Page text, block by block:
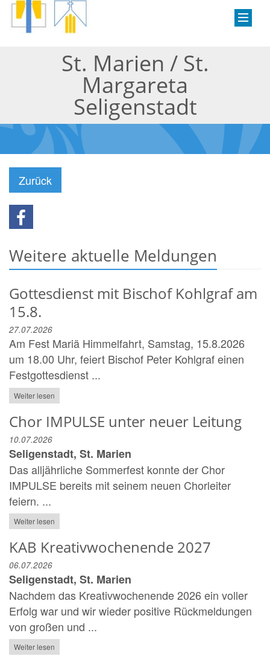
St. Marien / St.
Margareta
Seligenstadt
Zurück
Weitere aktuelle Meldungen
Gottesdienst mit Bischof Kohlgraf am
15.8.
27.07.2026
Am Fest Mariä Himmelfahrt, Samstag, 15.8.2026
um 18.00 Uhr, feiert Bischof Peter Kohlgraf einen
Festgottesdienst ...
Weiter lesen
Chor IMPULSE unter neuer Leitung
10.07.2026
Seligenstadt, St. Marien
Das alljährliche Sommerfest konnte der Chor
IMPULSE bereits mit seinem neuen Chorleiter
feiern. ...
Weiter lesen
KAB Kreativwochenende 2027
06.07.2026
Seligenstadt, St. Marien
Nachdem das Kreativwochenende 2026 ein voller
Erfolg war und wir wieder positive Rückmeldungen
von großen und ...
Weiter lesen